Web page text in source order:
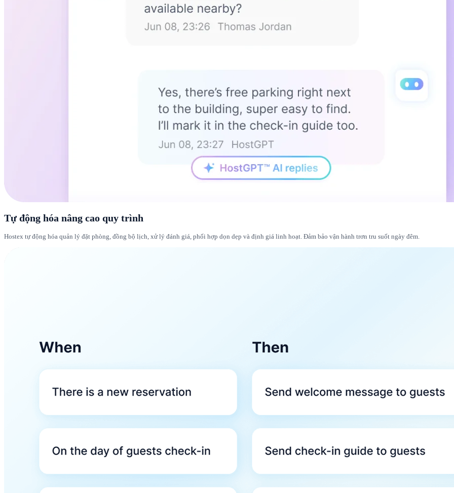
Tự động hóa nâng cao quy trình
Hostex tự động hóa quản lý đặt phòng, đồng bộ lịch, xử lý đánh giá, phối hợp dọn dẹp và định giá linh hoạt. Đảm bảo vận hành trơn tru suốt ngày đêm.